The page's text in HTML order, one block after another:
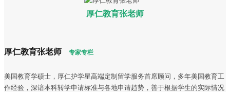
厚仁教育张老师
厚仁教育张老师 专家专栏
美国教育学硕士，厚仁护学星高端定制留学服务首席顾问，多年美国教育工
作经验，深谙本科转学申请标准与各地申请趋势，善于根据学生的实际情况